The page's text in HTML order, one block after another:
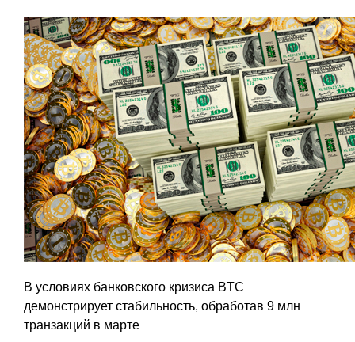
В условиях банковского кризиса BTC
демонстрирует стабильность, обработав 9 млн
транзакций в марте